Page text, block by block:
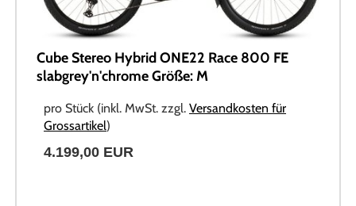
Cube Stereo Hybrid ONE22 Race 800 FE
slabgrey'n'chrome Größe: M
pro Stück (inkl. MwSt. zzgl. Versandkosten für
Grossartikel)
4.199,00 EUR